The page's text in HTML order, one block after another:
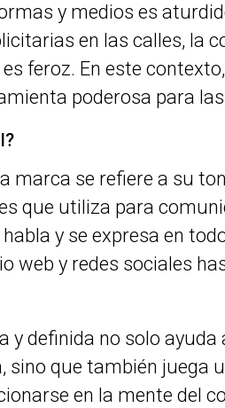
y medios es
en las calles, la
feroz. En este
poderosa para
marca se refiere a su
que utiliza para
y se expresa en
web y redes sociales
y definida no solo ayuda
sino que también juega
en la mente del